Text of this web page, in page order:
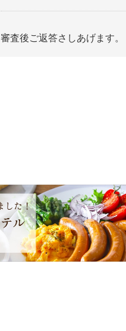
審査後ご返答さしあげます。